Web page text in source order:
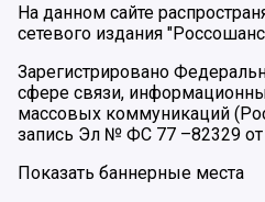
На данном сайте
сетевого издания
Зарегистрировано
сфере связи,
массовых коммуникаций
запись Эл № ФС 77 –82329 от
Показать баннерные места